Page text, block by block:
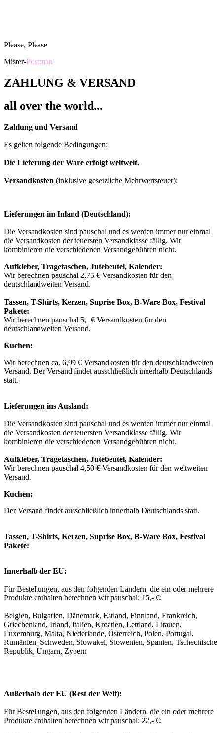
Please, Please
Mister-Postman
ZAHLUNG & VERSAND
all over the world...
Zahlung und Versand
Es gelten folgende Bedingungen:
Die Lieferung der Ware erfolgt weltweit.
Versandkosten (inklusive gesetzliche Mehrwertsteuer):
Lieferungen im Inland (Deutschland):
Die Versandkosten sind pauschal und es werden immer nur einmal
die Versandkosten der teuersten Versandklasse fällig. Wir
kombinieren die verschiedenen Versandgebühren nicht.
Aufkleber, Tragetaschen, Jutebeutel, Kalender:
Wir berechnen pauschal 2,75 € Versandkosten für den
deutschlandweiten Versand.
Tassen, T-Shirts, Kerzen, Suprise Box, B-Ware Box, Festival
Pakete:
Wir berechnen pauschal 5,- € Versandkosten für den
deutschlandweiten Versand.
Kuchen:
Wir berechnen ca. 6,99 € Versandkosten für den deutschlandweiten
Versand. Der Versand findet ausschließlich innerhalb Deutschlands
statt.
Lieferungen ins Ausland:
Die Versandkosten sind pauschal und es werden immer nur einmal
die Versandkosten der teuersten Versandklasse fällig. Wir
kombinieren die verschiedenen Versandgebühren nicht.
Aufkleber, Tragetaschen, Jutebeutel, Kalender:
Wir berechnen pauschal 4,50 € Versandkosten für den weltweiten
Versand.
Kuchen:
Der Versand findet ausschließlich innerhalb Deutschlands statt.
Tassen, T-Shirts, Kerzen, Suprise Box, B-Ware Box, Festival
Pakete:
Innerhalb der EU:
Für Bestellungen, aus den folgenden Ländern, die ein oder mehrere
Produkte enthalten berechnen wir pauschal: 15,- €:
Belgien, Bulgarien, Dänemark, Estland, Finnland, Frankreich,
Griechenland, Irland, Italien, Kroatien, Lettland, Litauen,
Luxemburg, Malta, Niederlande, Österreich, Polen, Portugal,
Rumänien, Schweden, Slowakei, Slowenien, Spanien, Tschechische
Republik, Ungarn, Zypern
Außerhalb der EU (Rest der Welt):
Für Bestellungen, aus den folgenden Ländern, die ein oder mehrere
Produkte enthalten berechnen wir pauschal: 22,- €: